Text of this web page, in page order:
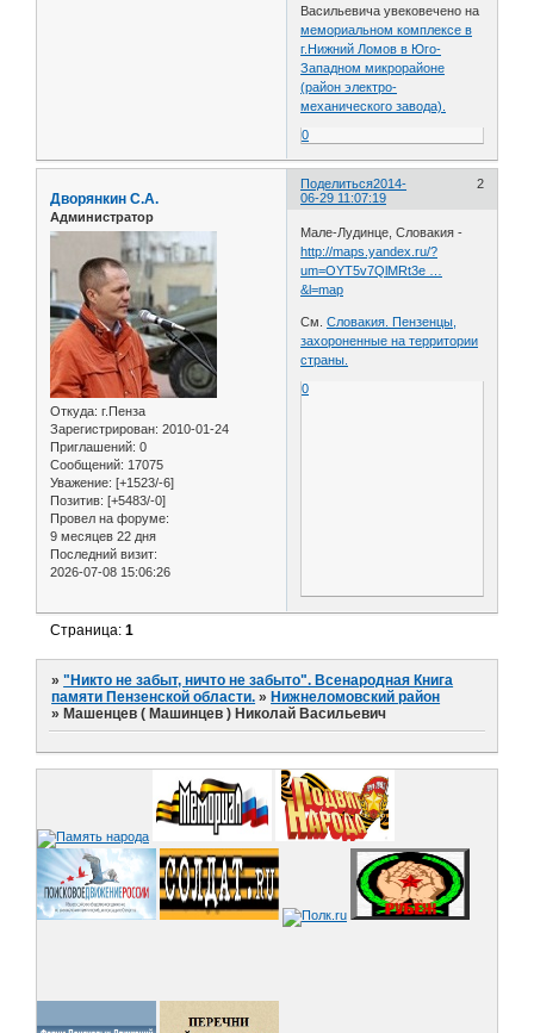
Васильевича увековечено на
мемориальном комплексе в
г.Нижний Ломов в Юго-
Западном микрорайоне
(район электро-
механического завода).
0
Поделиться 2
2014-
06-29 11:07:19
Дворянкин С.А.
Администратор
Откуда: г.Пенза
Зарегистрирован: 2010-01-24
Приглашений: 0
Сообщений: 17075
Уважение: [+1523/-6]
Позитив: [+5483/-0]
Провел на форуме:
9 месяцев 22 дня
Последний визит:
2026-07-08 15:06:26
Мале-Лудинце, Словакия -
http://maps.yandex.ru/?
um=OYT5v7QlMRt3e …
&l=map
См.Словакия. Пензенцы,
захороненные на территории
страны.
0
Страница:1
»"Никто не забыт, ничто не забыто". Всенародная Книга
памяти Пензенской области. »Нижнеломовский район
»Машенцев ( Машинцев ) Николай Васильевич